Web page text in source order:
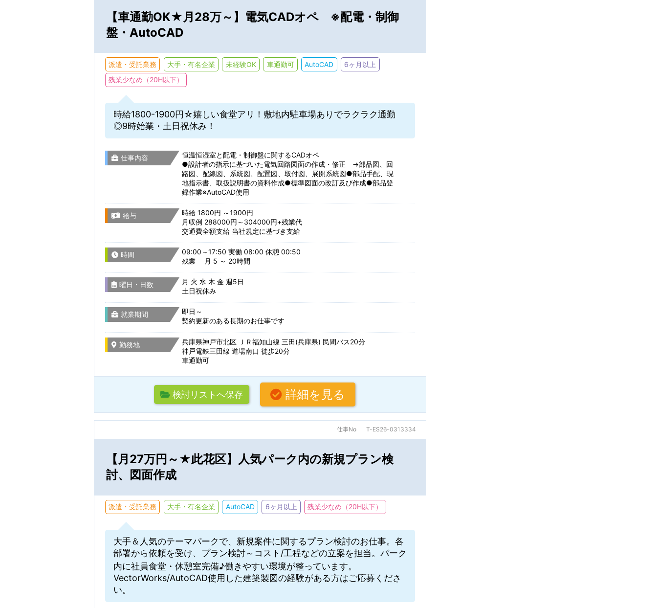
駅名から検索/都道府県
滋賀県
京都府
大阪府
奈良県
和歌山県
条件を追加する
研究開発・実験・分析（化学・医薬） 技術翻訳・通訳
事務関連 その他
就業期間
1～3ヶ月
残業・休日 週4日以下
残業少なめ（20H以下）
就業形態 派遣・受託業務
選択をすべてクリアする
【車通勤OK★月28万～】電気CADオペ ※配電・制御
盤・AutoCAD
派遣・受託業務 大手・有名企業 未経験OK 車通勤可 AutoCAD
6ヶ月以上
残業少なめ（20H以下）
時給1800-1900円☆嬉しい食堂アリ！敷地内駐車場ありでラクラク通勤
◎9時始業・土日祝休み！
仕事内容
恒温恒湿室と配電・制御盤に関するCADオペ
●設計者の指示に基づいた電気回路図面の作成・修正 →部品図、回
路図、配線図、系統図、配置図、取付図、展開系統図●部品手配、現
地指示書、取扱説明書の資料作成●標準図面の改訂及び作成●部品登
録作業※AutoCAD使用
給与
時給 1800円 ～1900円
月収例 288000円～304000円+残業代
交通費全額支給 当社規定に基づき支給
時間
09:00～17:50 実働 08:00 休憩 00:50
残業 月 5 ～ 20時間
曜日・日数
月 火 水 木 金 週5日
土日祝休み
就業期間
即日～
契約更新のある長期のお仕事です
勤務地
兵庫県神戸市北区 ＪＲ福知山線 三田(兵庫県) 民間バス20分
神戸電鉄三田線 道場南口 徒歩20分
車通勤可
検討リストへ保存 詳細を見る
仕事No T-ES26-0313334
【月27万円～★此花区】人気パーク内の新規プラン検
討、図面作成
派遣・受託業務 大手・有名企業 AutoCAD 6ヶ月以上 残業少なめ（20H以下）
大手＆人気のテーマパークで、新規案件に関するプラン検討のお仕事。各
部署から依頼を受け、プラン検討～コスト/工程などの立案を担当。パーク
内に社員食堂・休憩室完備♪働きやすい環境が整っています。
VectorWorks/AutoCAD使用した建築製図の経験がある方はご応募くださ
い。